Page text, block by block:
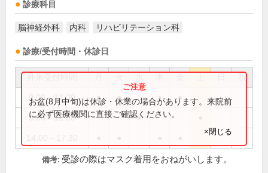
診療科目
脳神経外科 内科 リハビリテーション科
診療/受付時間・休診日
祝
9:00～12:00 ● ● ● ●
9:00～12:30 ●
お盆(8月中旬)は休診・休業の場合があります。来院前
に必ず医療機関に直接ご確認ください。
×閉じる
備考: 受診の際はマスク着用をおねがいします。